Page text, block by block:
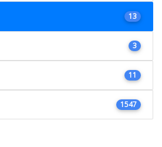
13
3
11
1547